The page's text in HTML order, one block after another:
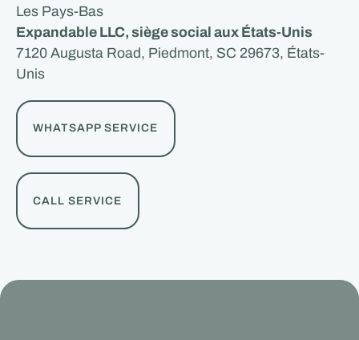
Les Pays-Bas
Expandable LLC, siège social aux États-Unis
7120 Augusta Road, Piedmont, SC 29673, États-
Unis
WHATSAPP SERVICE
CALL SERVICE